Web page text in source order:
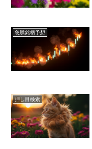
急騰銘柄予想
押し目検索